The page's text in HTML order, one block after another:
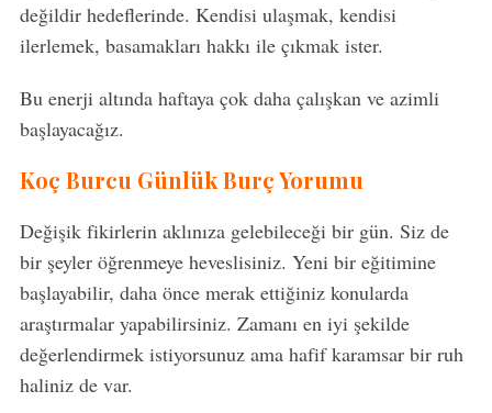
değildir hedeflerinde. Kendisi ulaşmak, kendisi
ilerlemek, basamakları hakkı ile çıkmak ister.
Bu enerji altında haftaya çok daha çalışkan ve azimli
başlayacağız.
Koç Burcu Günlük Burç Yorumu
Değişik fikirlerin aklınıza gelebileceği bir gün. Siz de
bir şeyler öğrenmeye heveslisiniz. Yeni bir eğitimine
başlayabilir, daha önce merak ettiğiniz konularda
araştırmalar yapabilirsiniz. Zamanı en iyi şekilde
değerlendirmek istiyorsunuz ama hafif karamsar bir ruh
haliniz de var.